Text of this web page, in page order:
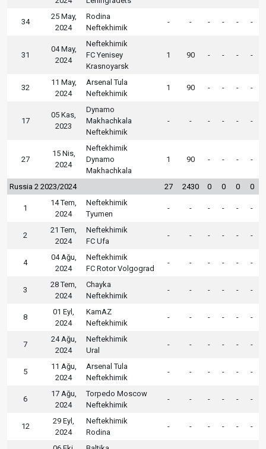
34
25 May,
2024
Rodina
Neftekhimik
- - - - - -
31
04 May,
2024
Neftekhimik
FC Yenisey
Krasnoyarsk
1 90 - - - -
32
11 May,
2024
Arsenal Tula
Neftekhimik
1 90 - - - -
17
05 Kas,
2023
Dynamo
Makhachkala
Neftekhimik
- - - - - -
27
15 Nis,
2024
Neftekhimik
Dynamo
Makhachkala
1 90 - - - -
Russia 2 2023/2024 27 2430 0 0 0 0
1
14 Tem,
2024
Neftekhimik
Tyumen
- - - - - -
2
21 Tem,
2024
Neftekhimik
FC Ufa
- - - - - -
4
04 Ağu,
2024
Neftekhimik
FC Rotor Volgograd
- - - - - -
3
28 Tem,
2024
Chayka
Neftekhimik
- - - - - -
8
01 Eyl,
2024
KamAZ
Neftekhimik
- - - - - -
7
24 Ağu,
2024
Neftekhimik
Ural
- - - - - -
5
11 Ağu,
2024
Arsenal Tula
Neftekhimik
- - - - - -
6
17 Ağu,
2024
Torpedo Moscow
Neftekhimik
- - - - - -
12
29 Eyl,
2024
Neftekhimik
Rodina
- - - - - -